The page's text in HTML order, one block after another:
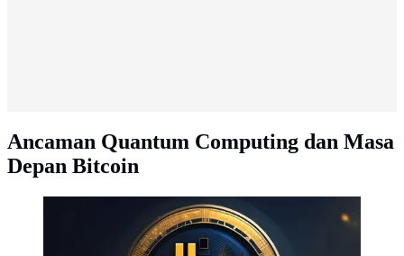
Ancaman Quantum Computing dan Masa
Depan Bitcoin